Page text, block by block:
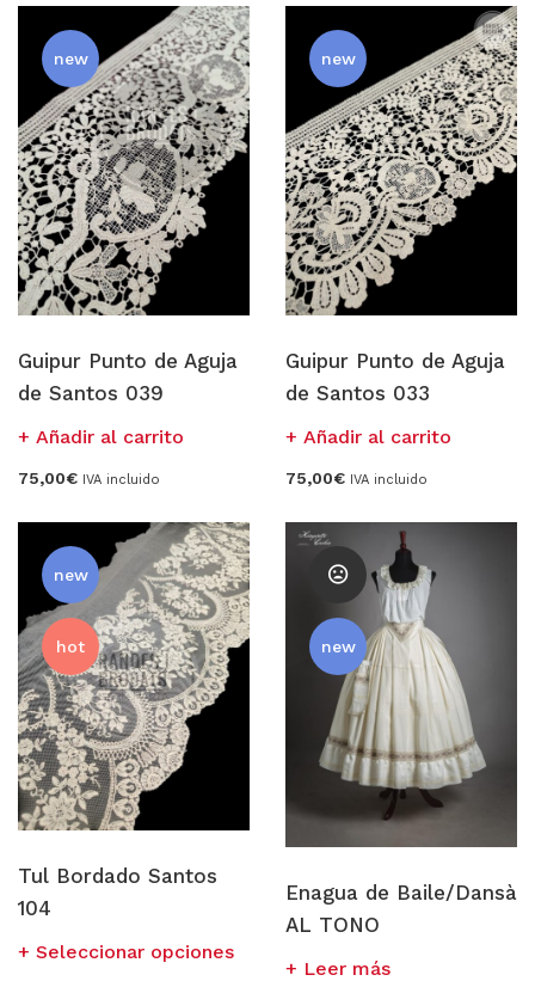
variantes.
Las
opciones
se
pueden
elegir
página
producto
desde
95,00€
hasta
115,00€
Las
se
en
desde
95,00€
hasta
115,00€
new
Guipur Punto de Aguja
de Santos 039
Añadir al carrito
75,00€ IVA incluido
new
Guipur Punto de Aguja
de Santos 033
Añadir al carrito
75,00€ IVA incluido
new
hot
Tul Bordado Santos
104
Seleccionar opcionesEste
producto
new
Enagua de Baile/Dansà
AL TONO
Leer más